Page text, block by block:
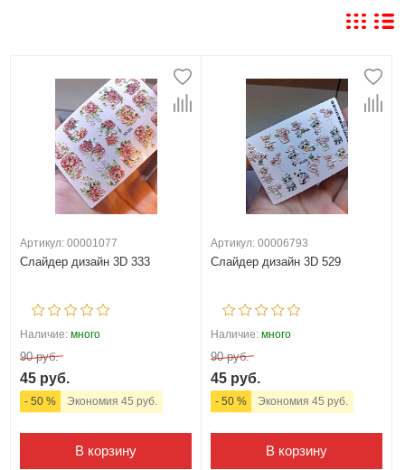
Артикул: 00001077
Слайдер дизайн 3D 333
Наличие: много
90 руб.
45 руб.
- 50 % Экономия 45 руб.
В корзину
Артикул: 00006793
Слайдер дизайн 3D 529
Наличие: много
90 руб.
45 руб.
- 50 % Экономия 45 руб.
В корзину